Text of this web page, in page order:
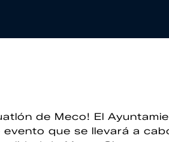
de Meco! El
que se llevará a